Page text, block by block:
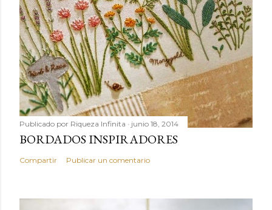
Publicado por Riqueza Infinita junio 18, 2014
BORDADOS INSPIRADORES
Compartir Publicar un comentario